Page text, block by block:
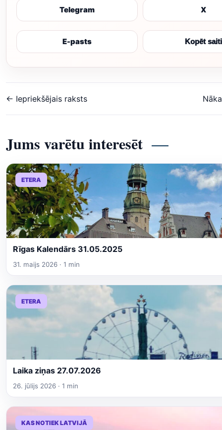
Telegram X
E-pasts Kopēt saiti
← Iepriekšējais raksts
Jums varētu interesēt
ETERA
Rīgas Kalendārs 31.05.2025
31. maijs 2026 · 1 min
ETERA
Laika ziņas 27.07.2026
26. jūlijs 2026 · 1 min
KAS NOTIEK LATVIJĀ